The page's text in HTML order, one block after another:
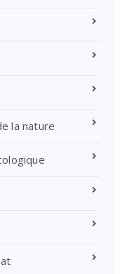
la nature